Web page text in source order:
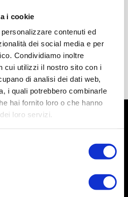
i cookie
contenuti ed
dei social media e per
Condividiamo inoltre
cui utilizzi il nostro sito con i
di analisi dei dati web,
i quali potrebbero combinarle
hai fornito loro o che hanno
loro servizi.